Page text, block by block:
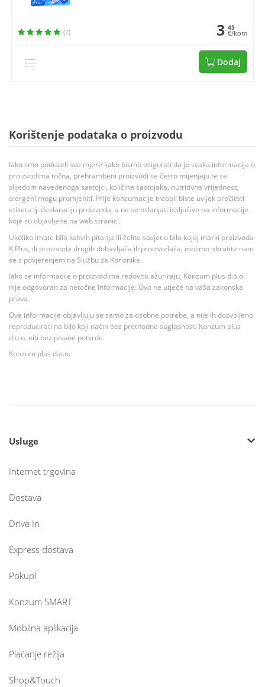
(2) 3 45
€/kom
Dodaj
Korištenje podataka o proizvodu
Iako smo poduzeli sve mjere kako bismo osigurali da je svaka informacija o
proizvodima točna, prehrambeni proizvodi se često mijenjaju te se
slijedom navedenoga sastojci, količina sastojaka, nutritivna vrijednost,
alergeni mogu promjeniti. Prije konzumacije trebali biste uvijek pročitati
etiketu tj. deklaraciju proizvoda, a ne se oslanjati isključivo na informacije
koje su objavljene na web stranici.
Ukoliko imate bilo kakvih pitanja ili želite savjet o bilo kojoj marki proizvoda
K Plus, ili proizvoda drugih dobavljača ili proizvođača, molimo obratite nam
se s povjerenjem na Službu za Korisnike.
Iako se informacije o proizvodima redovito ažuriraju, Konzum plus d.o.o.
nije odgovoran za netočne informacije. Ovo ne utječe na vaša zakonska
prava.
Ove informacije objavljuju se samo za osobne potrebe, a nije ih dozvoljeno
reproducirati na bilo koji način bez prethodne suglasnosti Konzum plus
d.o.o. niti bez pisane potvrde.
Konzum plus d.o.o.
Usluge
Internet trgovina
Dostava
Drive In
Express dostava
Pokupi
Konzum SMART
Mobilna aplikacija
Plaćanje režija
Shop&Touch